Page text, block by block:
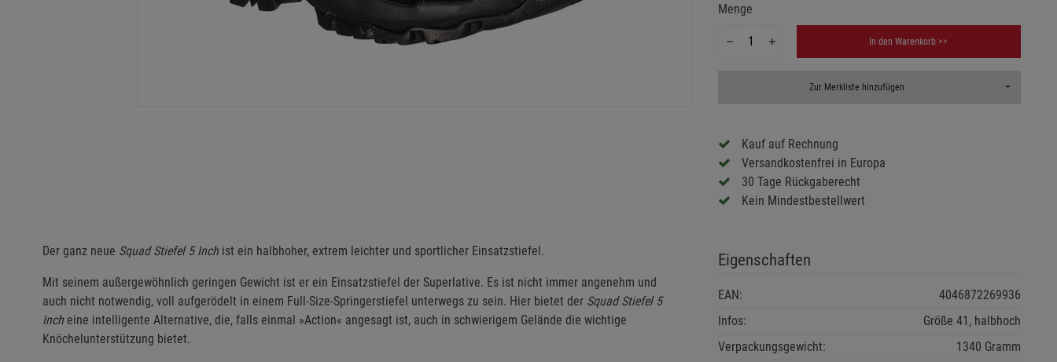
Menge
In den Warenkorb >>
Zur Merkliste hinzufügen Toggle
Kauf auf Rechnung
Versandkostenfrei in Europa
30 Tage Rückgaberecht
Kein Mindestbestellwert
Der ganz neue Squad Stiefel 5 Inch ist ein halbhoher, extrem leichter und sportlicher Einsatzstiefel.
Mit seinem außergewöhnlich geringen Gewicht ist er ein Einsatzstiefel der Superlative. Es ist nicht immer angenehm und
auch nicht notwendig, voll aufgerödelt in einem Full-Size-Springerstiefel unterwegs zu sein. Hier bietet der Squad Stiefel 5
Inch eine intelligente Alternative, die, falls einmal »Action« angesagt ist, auch in schwierigem Gelände die wichtige
Knöchelunterstützung bietet.
Eigenschaften
EAN:
4046872269936
Infos:
Größe 41, halbhoch
Verpackungsgewicht:
1340 Gramm